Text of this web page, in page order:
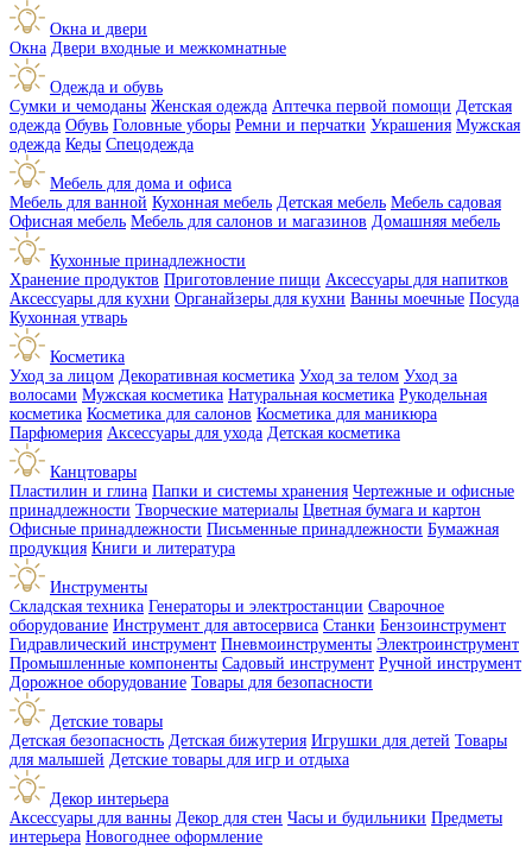
Окна и двери
Окна Двери входные и межкомнатные
Одежда и обувь
Сумки и чемоданы Женская одежда Аптечка первой помощи Детская
одежда Обувь Головные уборы Ремни и перчатки Украшения Мужская
одежда Кеды Спецодежда
Мебель для дома и офиса
Мебель для ванной Кухонная мебель Детская мебель Мебель садовая
Офисная мебель Мебель для салонов и магазинов Домашняя мебель
Кухонные принадлежности
Хранение продуктов Приготовление пищи Аксессуары для напитков
Аксессуары для кухни Органайзеры для кухни Ванны моечные Посуда
Кухонная утварь
Косметика
Уход за лицом Декоративная косметика Уход за телом Уход за
волосами Мужская косметика Натуральная косметика Рукодельная
косметика Косметика для салонов Косметика для маникюра
Парфюмерия Аксессуары для ухода Детская косметика
Канцтовары
Пластилин и глина Папки и системы хранения Чертежные и офисные
принадлежности Творческие материалы Цветная бумага и картон
Офисные принадлежности Письменные принадлежности Бумажная
продукция Книги и литература
Инструменты
Складская техника Генераторы и электростанции Сварочное
оборудование Инструмент для автосервиса Станки Бензоинструмент
Гидравлический инструмент Пневмоинструменты Электроинструмент
Промышленные компоненты Садовый инструмент Ручной инструмент
Дорожное оборудование Товары для безопасности
Детские товары
Детская безопасность Детская бижутерия Игрушки для детей Товары
для малышей Детские товары для игр и отдыха
Декор интерьера
Аксессуары для ванны Декор для стен Часы и будильники Предметы
интерьера Новогоднее оформление